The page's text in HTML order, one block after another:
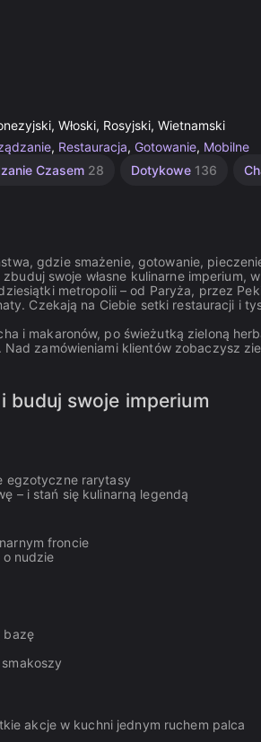
Włoski, Rosyjski, Wietnamski
, Restauracja, Gotowanie, Mobilne
Czasem 28 Dotykowe 136
gdzie smażenie, gotowanie,
swoje własne kulinarne imperium,
metropolii – od Paryża, przez
Czekają na Ciebie setki restauracji i
i makaronów, po świeżutką zieloną
zamówieniami klientów zobaczysz
buduj swoje imperium
egzotyczne rarytasy
– i stań się kulinarną legendą
froncie
nudzie
bazę
akcje w kuchni jednym ruchem palca